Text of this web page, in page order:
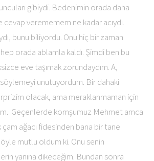
gibiydi. Bedenimin orada daha
verememem ne kadar acıydı.
bunu biliyordu. Onu hiç bir zaman
orada ablamla kaldı. Şimdi ben bu
eve taşımak zorundaydım. A,
unutuyordum. Bir dahaki
olacak, ama meraklanmaman için
Geçenlerde komşumuz Mehmet amca
ağacı fidesinden bana bir tane
mutlu oldum ki. Onu senin
yanına dikeceğim. Bundan sonra